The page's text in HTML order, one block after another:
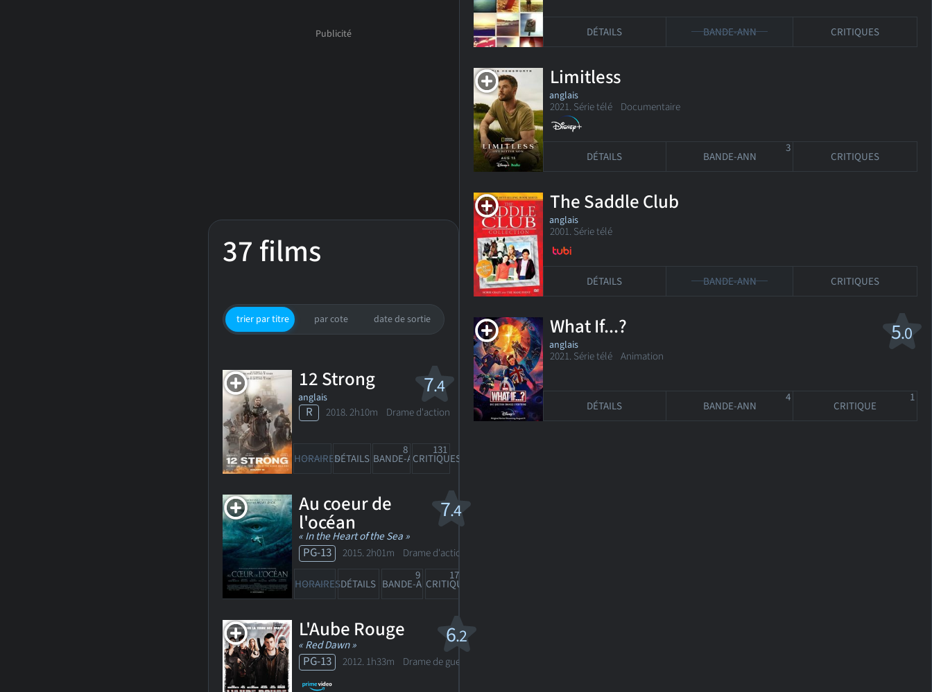
37 films
trier par titre par cote date de sortie
7.4
12 Strong
anglais
R 2018. 2h10m Drame d'action
HORAIRESDÉTAILS BANDE-ANN
8
CRITIQUES
131
7.4
Au coeur de
l'océan
« In the Heart of the Sea »
PG-13 2015. 2h01m Drame d'action
HORAIRESDÉTAILS BANDE-ANN
9
CRITIQUES
172
6.2
L'Aube Rouge
« Red Dawn »
PG-13 2012. 1h33m Drame de guerre
DÉTAILS BANDE-ANN CRITIQUES
Limitless
anglais
2021. Série télé Documentaire
DÉTAILS BANDE-ANN
3
CRITIQUES
The Saddle Club
anglais
2001. Série télé
DÉTAILS BANDE-ANN CRITIQUES
5.0
What If...?
anglais
2021. Série télé Animation
DÉTAILS BANDE-ANN
4
CRITIQUE
1